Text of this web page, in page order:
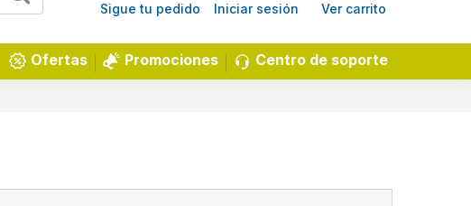
Sigue tu pedido Iniciar sesión Ver carrito
Centro de soporte
Promociones
Ofertas